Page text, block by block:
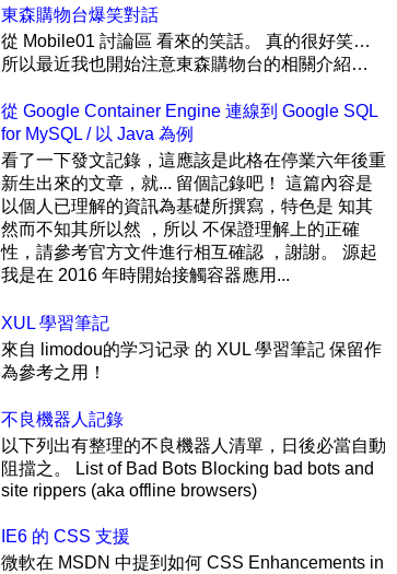
東森購物台爆笑對話
從 Mobile01 討論區 看來的笑話。 真的很好笑…
所以最近我也開始注意東森購物台的相關介紹…
從 Google Container Engine 連線到 Google SQL
for MySQL / 以 Java 為例
看了一下發文記錄，這應該是此格在停業六年後重
新生出來的文章，就... 留個記錄吧！ 這篇內容是
以個人已理解的資訊為基礎所撰寫，特色是 知其
然而不知其所以然 ，所以 不保證理解上的正確
性，請參考官方文件進行相互確認 ，謝謝。 源起
我是在 2016 年時開始接觸容器應用...
XUL 學習筆記
來自 limodou的学习记录 的 XUL 學習筆記 保留作
為參考之用！
不良機器人記錄
以下列出有整理的不良機器人清單，日後必當自動
阻擋之。 List of Bad Bots Blocking bad bots and
site rippers (aka offline browsers)
IE6 的 CSS 支援
微軟在 MSDN 中提到如何 CSS Enhancements in